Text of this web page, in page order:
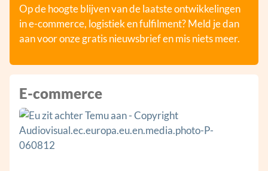
Op de hoogte blijven van de laatste ontwikkelingen
in e-commerce, logistiek en fulfilment? Meld je dan
aan voor onze gratis nieuwsbrief en mis niets meer.
E-commerce